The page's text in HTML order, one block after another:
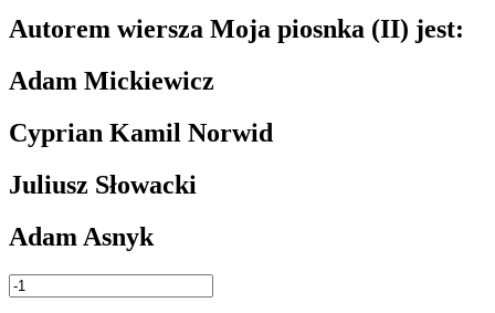
Autorem wiersza Moja piosnka (II) jest:
Adam Mickiewicz
Cyprian Kamil Norwid
Juliusz Słowacki
Adam Asnyk